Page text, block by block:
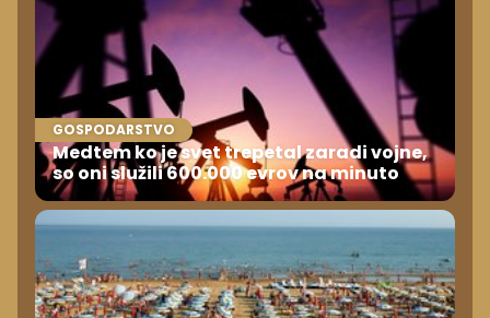
GOSPODARSTVO
Medtem ko je svet trepetal zaradi vojne,
so oni služili 600.000 evrov na minuto